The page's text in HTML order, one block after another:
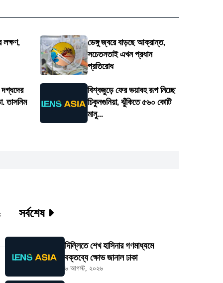
লক্ষণ,
ডেঙ্গু জ্বরে বাড়ছে আক্রান্ত,
সচেতনতাই এখন প্রধান
প্রতিরোধ
দগ্ধদের
তাসনিম
বিশ্বজুড়ে ফের ভয়াবহ রূপ নিচ্ছে
চিকুনগুনিয়া, ঝুঁকিতে ৫৬০ কোটি
মানু...
সর্বশেষ
দিল্লিতে শেখ হাসিনার গণমাধ্যমে
বক্তব্যে ক্ষোভ জানাল ঢাকা
৬ আগস্ট, ২০২৬